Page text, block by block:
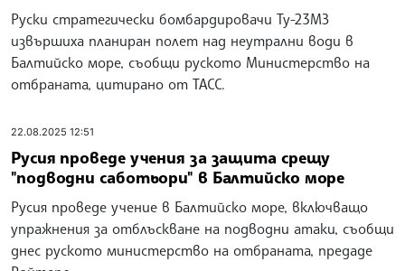
Руски стратегически бомбардировачи Ту-23МЗ
извършиха планиран полет над неутрални води в
Балтийско море, съобщи руското Министерство на
отбраната, цитирано от ТАСС.
22.08.2025 12:51
Русия проведе учения за защита срещу
"подводни саботьори" в Балтийско море
Русия проведе учение в Балтийско море, включващо
упражнения за отблъскване на подводни атаки, съобщи
днес руското министерство на отбраната, предаде